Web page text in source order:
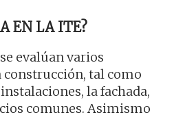
EN LA ITE?
evalúan varios
construcción, tal como
la fachada,
comunes. Asimismo